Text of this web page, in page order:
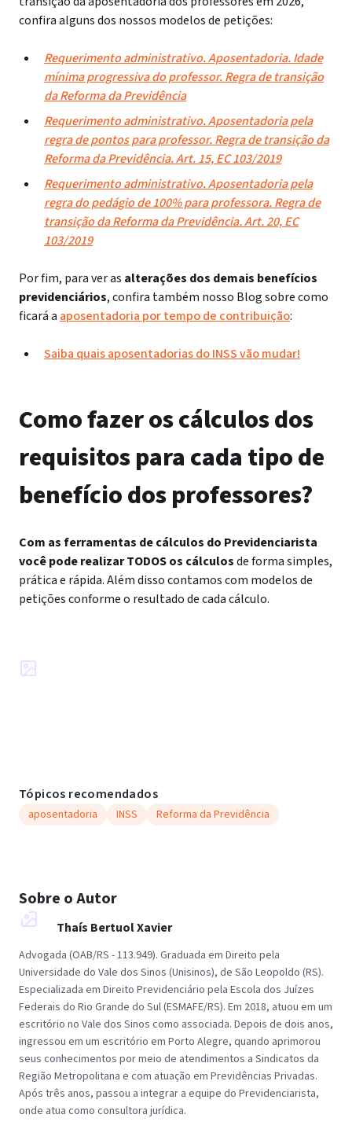
confira alguns dos nossos modelos de petições:
Requerimento administrativo. Aposentadoria. Idade
mínima progressiva do professor. Regra de transição
da Reforma da Previdência
Requerimento administrativo. Aposentadoria pela
regra de pontos para professor. Regra de transição da
Reforma da Previdência. Art. 15, EC 103/2019
Requerimento administrativo. Aposentadoria pela
regra do pedágio de 100% para professora. Regra de
transição da Reforma da Previdência. Art. 20, EC
103/2019
Por fim, para ver as alterações dos demais benefícios
previdenciários, confira também nosso Blog sobre como
ficará a aposentadoria por tempo de contribuição:
Saiba quais aposentadorias do INSS vão mudar!
Como fazer os cálculos dos
requisitos para cada tipo de
benefício dos professores?
Com as ferramentas de cálculos do Previdenciarista
você pode realizar TODOS os cálculosde forma simples,
prática e rápida. Além disso contamos com modelos de
petições conforme o resultado de cada cálculo.
Tópicos recomendados
aposentadoria INSS Reforma da Previdência
Sobre o Autor
Thaís Bertuol Xavier
Advogada (OAB/RS - 113.949). Graduada em Direito pela
Universidade do Vale dos Sinos (Unisinos), de São Leopoldo (RS).
Especializada em Direito Previdenciário pela Escola dos Juízes
Federais do Rio Grande do Sul (ESMAFE/RS). Em 2018, atuou em um
escritório no Vale dos Sinos como associada. Depois de dois anos,
ingressou em um escritório em Porto Alegre, quando aprimorou
seus conhecimentos por meio de atendimentos a Sindicatos da
Região Metropolitana e com atuação em Previdências Privadas.
Após três anos, passou a integrar a equipe do Previdenciarista,
onde atua como consultora jurídica.